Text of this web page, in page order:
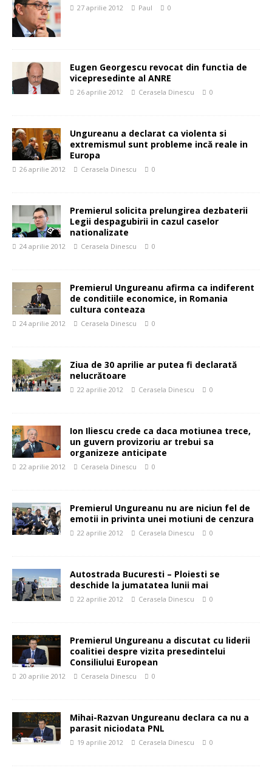
27 aprilie 2012 Paul 0
Eugen Georgescu revocat din functia de
vicepresedinte al ANRE
26 aprilie 2012 Cerasela Dinescu 0
Ungureanu a declarat ca violenta si
extremismul sunt probleme incă reale in
Europa
26 aprilie 2012 Cerasela Dinescu 0
Premierul solicita prelungirea dezbaterii
Legii despagubirii in cazul caselor
nationalizate
24 aprilie 2012 Cerasela Dinescu 0
Premierul Ungureanu afirma ca indiferent
de conditiile economice, in Romania
cultura conteaza
24 aprilie 2012 Cerasela Dinescu 0
Ziua de 30 aprilie ar putea fi declarată
nelucrătoare
22 aprilie 2012 Cerasela Dinescu 0
Ion Iliescu crede ca daca motiunea trece,
un guvern provizoriu ar trebui sa
organizeze anticipate
22 aprilie 2012 Cerasela Dinescu 0
Premierul Ungureanu nu are niciun fel de
emotii in privinta unei motiuni de cenzura
22 aprilie 2012 Cerasela Dinescu 0
Autostrada Bucuresti – Ploiesti se
deschide la jumatatea lunii mai
22 aprilie 2012 Cerasela Dinescu 0
Premierul Ungureanu a discutat cu liderii
coalitiei despre vizita presedintelui
Consiliului European
20 aprilie 2012 Cerasela Dinescu 0
Mihai-Razvan Ungureanu declara ca nu a
parasit niciodata PNL
19 aprilie 2012 Cerasela Dinescu 0